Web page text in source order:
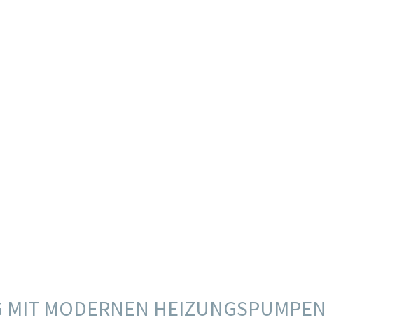
MIT MODERNEN HEIZUNGSPUMPEN